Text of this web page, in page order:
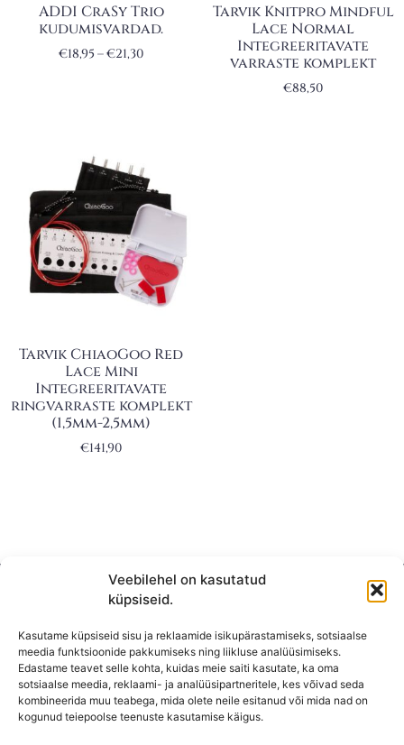
Veebilehel on kasutatud
küpsiseid.
Kasutame küpsiseid sisu ja reklaamide isikupärastamiseks, sotsiaalse
meedia funktsioonide pakkumiseks ning liikluse analüüsimiseks.
Edastame teavet selle kohta, kuidas meie saiti kasutate, ka oma
sotsiaalse meedia, reklaami- ja analüüsipartneritele, kes võivad seda
kombineerida muu teabega, mida olete neile esitanud või mida nad on
kogunud teiepoolse teenuste kasutamise käigus.
ADDI CraSy Trio
kudumisvardad.
€18,95 –€21,30
Tarvik Knitpro Mindful
Lace Normal
Integreeritavate
varraste komplekt
€88,50
Tarvik ChiaoGoo Red
Lace Mini
Integreeritavate
ringvarraste komplekt
(1,5mm-2,5mm)
€141,90
KONTAKT